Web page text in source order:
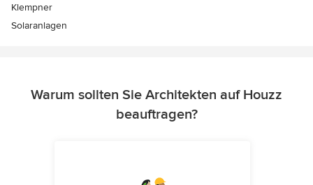
Klempner
Solaranlagen
Warum sollten Sie Architekten auf Houzz
beauftragen?